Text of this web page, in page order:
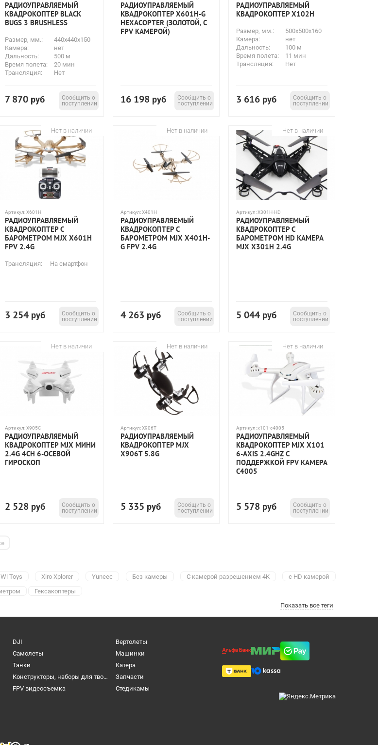
РАДИОУПРАВЛЯЕМЫЙ
КВАДРОКОПТЕР BLACK
BUGS 3 BRUSHLESS
Размер, мм.:
440x440x150
Камера:
нет
Дальность:
500 м
Время полета:
20 мин
Трансляция:
Нет
7 870 руб
Сообщить о
поступлении
РАДИОУПРАВЛЯЕМЫЙ
КВАДРОКОПТЕР X601H-G
HEXACOPTER (ЗОЛОТОЙ, С
FPV КАМЕРОЙ)
16 198 руб
Сообщить о
поступлении
РАДИОУПРАВЛЯЕМЫЙ
КВАДРОКОПТЕР X102H
Размер, мм.:
500х500х160
Камера:
нет
Дальность:
100 м
Время полета:
11 мин
Трансляция:
Нет
3 616 руб
Сообщить о
поступлении
Нет в наличии
Артикул:X601H
РАДИОУПРАВЛЯЕМЫЙ
КВАДРОКОПТЕР С
БАРОМЕТРОМ MJX X601H
FPV 2.4G
Трансляция: На смартфон
3 254 руб
Сообщить о
поступлении
Нет в наличии
Артикул:X401H
РАДИОУПРАВЛЯЕМЫЙ
КВАДРОКОПТЕР С
БАРОМЕТРОМ MJX X401H-
G FPV 2.4G
4 263 руб
Сообщить о
поступлении
Нет в наличии
Артикул:X301H-HD
РАДИОУПРАВЛЯЕМЫЙ
КВАДРОКОПТЕР С
БАРОМЕТРОМ HD КАМЕРА
MJX X301H 2.4G
5 044 руб
Сообщить о
поступлении
Нет в наличии
Артикул:X905C
РАДИОУПРАВЛЯЕМЫЙ
КВАДРОКОПТЕР MJX МИНИ
2.4G 4CH 6-ОСЕВОЙ
ГИРОСКОП
2 528 руб
Сообщить о
поступлении
Нет в наличии
Артикул:X906T
РАДИОУПРАВЛЯЕМЫЙ
КВАДРОКОПТЕР MJX
X906T 5.8G
5 335 руб
Сообщить о
поступлении
Нет в наличии
Артикул:x101-c4005
РАДИОУПРАВЛЯЕМЫЙ
КВАДРОКОПТЕР MJX X101
6-AXIS 2.4GHZ С
ПОДДЕРЖКОЙ FPV КАМЕРА
C4005
5 578 руб
Сообщить о
поступлении
Wl Toys Xiro Xplorer Yuneec Без камеры С камерой разрешением 4K
с HD камерой
Гексакоптеры
Показать все теги
DJI
Вертолеты
Самолеты
Машинки
Танки
Катера
Конструкторы, наборы для творчества и настольные игры
Запчасти
FPV видеосъемка
Cтедикамы